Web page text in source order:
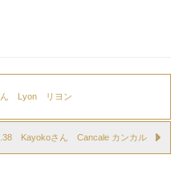
ん Lyon リヨン
Kayokoさん Cancale カンカル